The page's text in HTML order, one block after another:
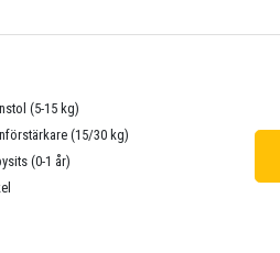
(5-15 kg)
(15/30 kg)
(0-1 år)